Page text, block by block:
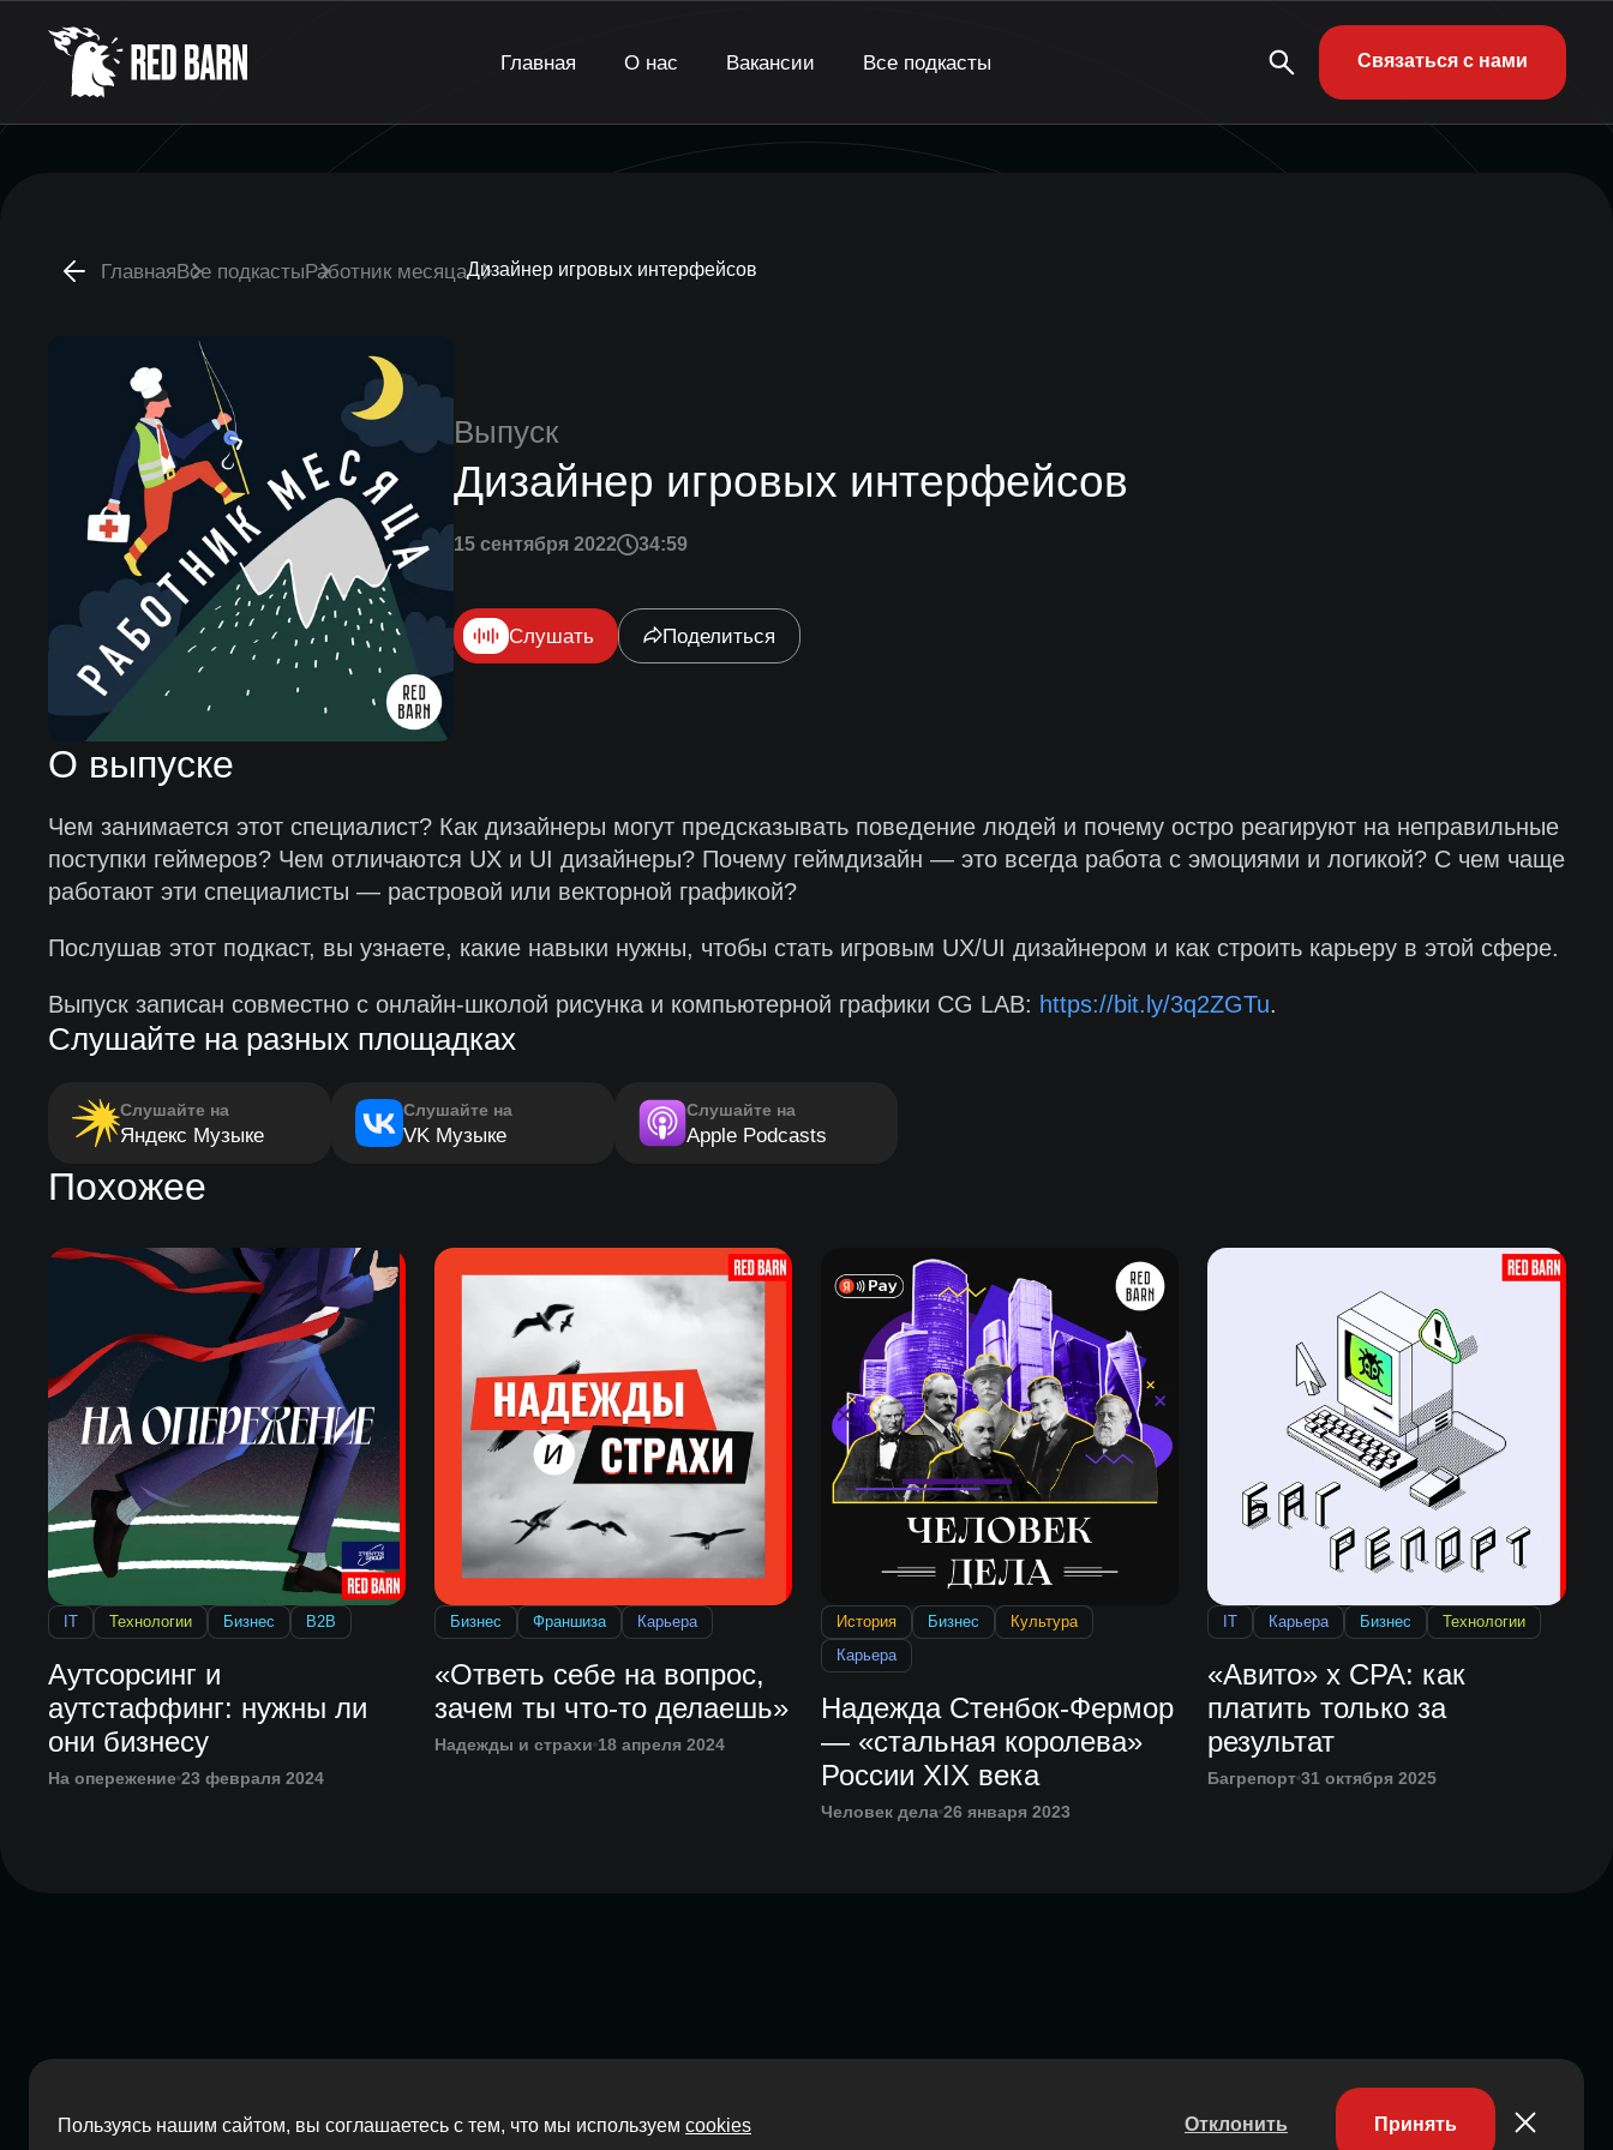
Главная О нас Вакансии Все подкасты Связаться с нами
ГлавнаяВсе подкастыРаботник месяцаДизайнер игровых интерфейсов
Выпуск
Дизайнер игровых интерфейсов
15 сентября 2022 34:59
Слушать Поделиться
О выпуске
Чем занимается этот специалист? Как дизайнеры могут предсказывать поведение людей и почему остро реагируют на неправильные
поступки геймеров? Чем отличаются UX и UI дизайнеры? Почему геймдизайн — это всегда работа с эмоциями и логикой? С чем чаще
работают эти специалисты — растровой или векторной графикой?
Послушав этот подкаст, вы узнаете, какие навыки нужны, чтобы стать игровым UX/UI дизайнером и как строить карьеру в этой сфере.
Выпуск записан совместно с онлайн-школой рисунка и компьютерной графики CG LAB: https://bit.ly/3q2ZGTu.
Слушайте на разных площадках
Слушайте на
Яндекс Музыке
Слушайте на
VK Музыке
Слушайте на
Apple Podcasts
Похожее
IT Технологии Бизнес B2B
Аутсорсинг и
аутстаффинг: нужны ли
они бизнесу
На опережение 23 февраля 2024
Бизнес Франшиза Карьера
«Ответь себе на вопрос,
зачем ты что-то делаешь»
Надежды и страхи 18 апреля 2024
История Бизнес
Культура
Карьера
Надежда Стенбок-Фермор
— «стальная королева»
России XIX века
Человек дела 26 января 2023
IT Карьера Бизнес Технологии
«Авито» х СРА: как
платить только за
результат
Багрепорт 31 октября 2025
Главная
Пользуясь нашим сайтом, вы соглашаетесь с тем, что мы используем cookies Отклонить Принять